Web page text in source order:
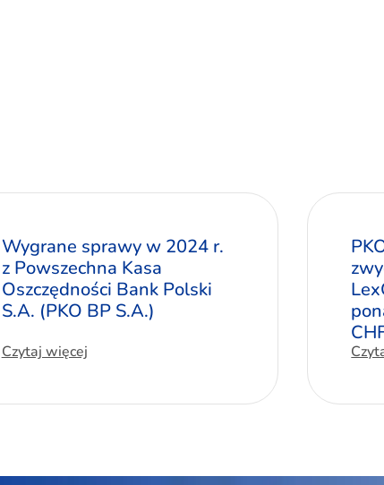
Wygrane sprawy w 2024 r.
z Powszechna Kasa
Oszczędności Bank Polski
S.A. (PKO BP S.A.)
Czytaj więcej